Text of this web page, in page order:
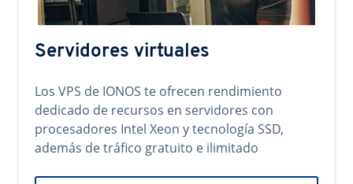
Servidores virtuales
Los VPS de IONOS te ofrecen rendimiento
dedicado de recursos en servidores con
procesadores Intel Xeon y tecnología SSD,
además de tráfico gratuito e ilimitado